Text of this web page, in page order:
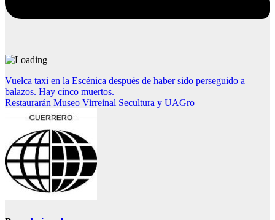
Navegación
de
entradas
Vuelca taxi en la Escénica después de haber sido perseguido a
balazos. Hay cinco muertos.
Restaurarán Museo Virreinal Secultura y UAGro